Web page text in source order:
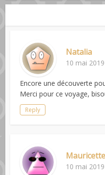
Natalia
10 mai
Encore une découverte
Merci pour ce voyage,
Reply
Mauricette
10 mai